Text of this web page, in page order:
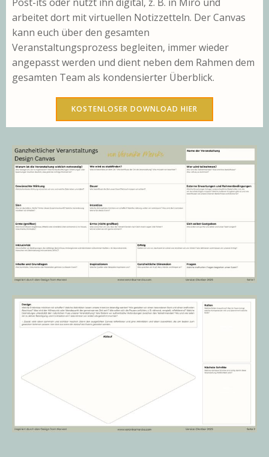
arbeitet dort mit virtuellen Notizzetteln. Der Canvas
kann euch über den gesamten
Veranstaltungsprozess begleiten, immer wieder
angepasst werden und dient neben dem Rahmen dem
gesamten Team als kondensierter Überblick.
KOSTENLOSER DOWNLOAD HIER